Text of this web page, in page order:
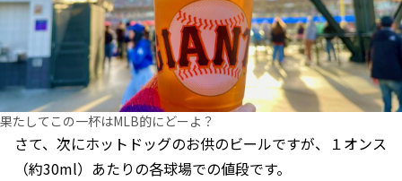
果たしてこの一杯はMLB的にどーよ？
さて、次にホットドッグのお供のビールですが、１オンス
（約30ml）あたりの各球場での値段です。